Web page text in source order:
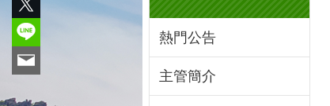
熱門公告
主管簡介